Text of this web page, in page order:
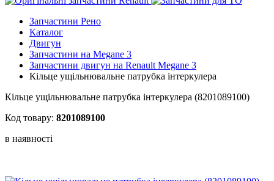
Запчастини Рено
Каталог
Двигун
Запчастини на Megane 3
Запчастини двигун на Renault Megane 3
Кільце ущільнювальне патрубка інтеркулера
Кільце ущільнювальне патрубка інтеркулера (8201089100)
Код товару: 8201089100
в наявностi